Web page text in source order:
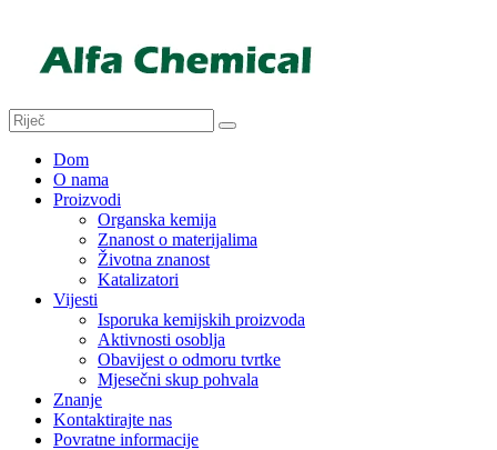
Dom
O nama
Proizvodi
Organska kemija
Znanost o materijalima
Životna znanost
Katalizatori
Vijesti
Isporuka kemijskih proizvoda
Aktivnosti osoblja
Obavijest o odmoru tvrtke
Mjesečni skup pohvala
Znanje
Kontaktirajte nas
Povratne informacije